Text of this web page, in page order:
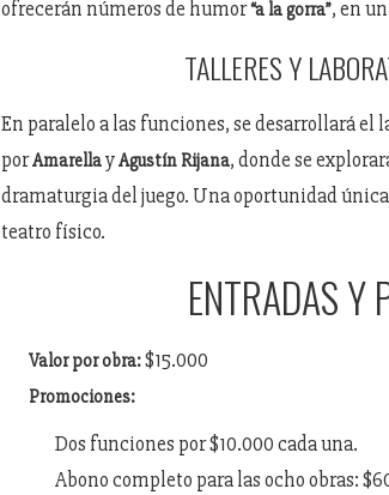
ofrecerán números de humor“a la gorra”, en
TALLERES Y
En paralelo a las funciones, se desarrollará el
porAmarellayAgustín Rijana, donde se
dramaturgia del juego. Una oportunidad
teatro físico.
ENTRADAS Y
Valor por obra:$15.000
Promociones:
Dos funciones por $10.000 cada una.
Abono completo para las ocho obras: